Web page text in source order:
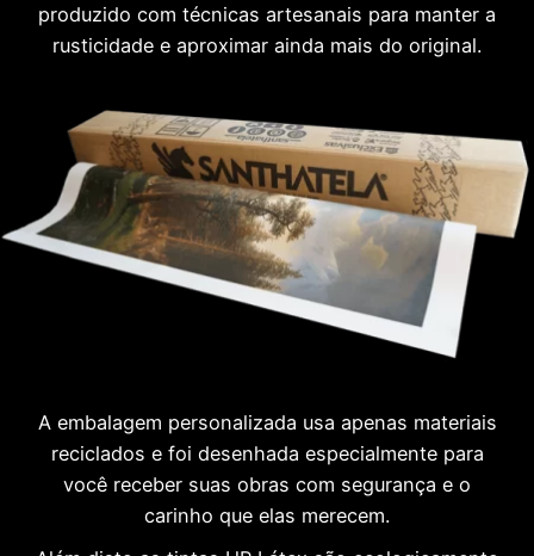
produzido com técnicas artesanais para manter a
rusticidade e aproximar ainda mais do original.
A embalagem personalizada usa apenas materiais
reciclados e foi desenhada especialmente para
você receber suas obras com segurança e o
carinho que elas merecem.